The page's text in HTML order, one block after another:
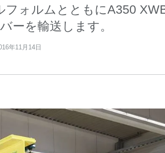
ォルムとともにA350
ーを輸送します。
年11月14日